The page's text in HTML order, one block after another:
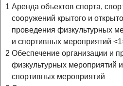
1 Аренда объектов спорта,
сооружений крытого и
проведения физкультурных
и спортивных мероприятий
2 Обеспечение организации и
физкультурных мероприятий и
спортивных мероприятий